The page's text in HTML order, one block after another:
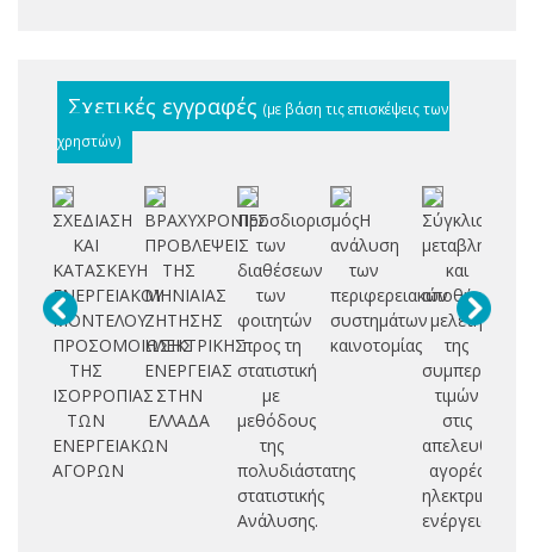
Σχετικές εγγραφές (με βάση τις επισκέψεις των
χρηστών)
ΣΧΕΔΙΑΣΗ
ΚΑΙ
ΚΑΤΑΣΚΕΥΗ
ΕΝΕΡΓΕΙΑΚΟΥ
ΜΟΝΤΕΛΟΥ
ΠΡΟΣΟΜΟΙΩΣΗΣ
ΤΗΣ
ΙΣΟΡΡΟΠΙΑΣ
ΤΩΝ
ΕΝΕΡΓΕΙΑΚΩΝ
ΑΓΟΡΩΝ
ΒΡΑΧΥΧΡΟΝΙΕΣ
ΠΡΟΒΛΕΨΕΙΣ
ΤΗΣ
ΜΗΝΙΑΙΑΣ
ΖΗΤΗΣΗΣ
ΗΛΕΚΤΡΙΚΗΣ
ΕΝΕΡΓΕΙΑΣ
ΣΤΗΝ
ΕΛΛΑΔΑ
Προσδιορισμός
των
διαθέσεων
των
φοιτητών
προς τη
στατιστική
με
μεθόδους
της
πολυδιάστατης
στατιστικής
Ανάλυσης.
Η
ανάλυση
των
περιφερειακών
συστημάτων
καινοτομίας
Σύγκλιση,
και
αποθήκευση:
μελέτη
της
τιμών
στις
αγορές
ηλεκτρικής
ενέργειας